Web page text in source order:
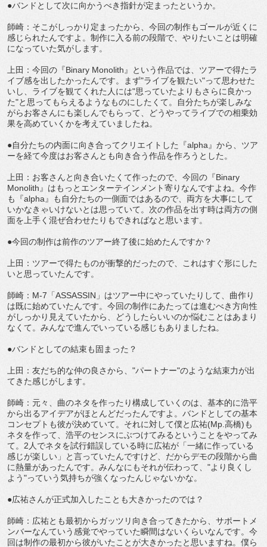
●バンドとして次に向かうべき指針が定まったというか。
師崎：そこがしっかり定まったから、今回の制作もゴールが近くに
感じられたんですよ。制作に入る前の段階で、やりたいことは明確
になっていた気がします。
上田：今回の『Binary Monolith』という作品では、ツアーで得たラ
イブ感を出したかったんです。まず"ライブを観たい"って思わせた
いし、ライブを観てくれた人には"思っていたよりもさらに良かっ
た"と思ってもらえるようなものにしたくて。自分たちが楽しみな
がらお客さんにも楽しんでもらって、どうやってライブでの相乗効
果を高めていくかを考えていましたね。
●自分たちの内面に向き合ってクリエイトした『alpha』から、ツア
ーを経て今度はお客さんとも向き合う作品を作ろうとした。
上田：お客さんと向き合いたくて作ったので、今回の『Binary
Monolith』はもっとエンターテインメント寄りなんですよね。今作
も『alpha』も自分たちの一側面ではあるので、両方を大事にして
いかなきゃいけないとは思っていて。次の作品を出す時は両方の側
面を上手く混ぜ合わせたりもできればなと思います。
●今回の制作は前作のツアー終了後に始めたんですか？
上田：ツアーで得たものが衝撃的だったので、これはすぐ形にした
いと思っていたんです。
師崎：M-7「ASSASSIN」はツアー中にやっていたりして、曲作り
は既に始めていたんです。今回の制作にあたっては進むべき方向性
がしっかり見えていたから、どうしたらいいのか悩むことはあまり
なくて。みんなで進んでいっている感じもありましたね。
●バンドとしての結束も固まった？
上田：友だち的な仲の良さから、"パートナー"のような結束力が出
てきた感じがします。
師崎：元々、曲のネタを作ったり構成していくのは、基本的に浩平
から出るアイデアがほとんどだったんですよ。バンドとしての基本
コンセプトも彼が決めていて。それに対して僕と広祐(Mp.高橋)も
ネタを作って、浩平のセンスにぶつけてみるということをやってみ
て。2人でネタを試行錯誤している時に広祐が「一緒に作っている
感じが楽しい」と言っていたんですけど、だからデモの段階から曲
に熱量があったんです。みんなにもそれが伝わって、"より良くし
よう"っていう気持ちが強くなったんじゃないかな。
●広祐さんが正式加入したことも大きかったのでは？
師崎：広祐とも最初からガッツリ向き合ってきたから、サポートメ
ンバーなんていう感覚でやっていた瞬間はないくらいなんです。今
回は制作の最初から彼がいたことが大きかったと思いますね。僕ら